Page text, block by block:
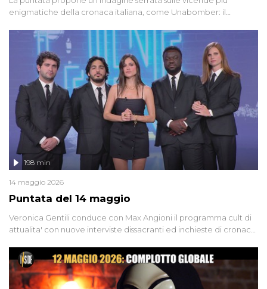
enigmatiche della cronaca italiana, come Unabomber: il
'90 e il 2000 che, inquietantemente, potrebbe essere ancora in
libertà. Lo speciale affronta inoltre le zone d'ombra sul Mostro di
Firenze, le cui responsabilità appaiono ancora oggi avvolte in un
groviglio di dubbi mai chiariti. Nel corso dello speciale anche
l'intervista inedita a Olindo Romano, realizzata ne...
Puntata del 14 maggio
198 min
14 maggio 2026
Veronica Gentili conduce con Max Angioni il programma cult di
attualita' con nuove interviste dissacranti ed inchieste di cronaca